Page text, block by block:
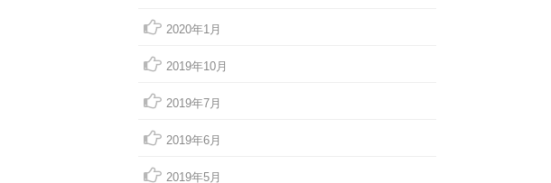
2020年1月
2019年10月
2019年7月
2019年6月
2019年5月